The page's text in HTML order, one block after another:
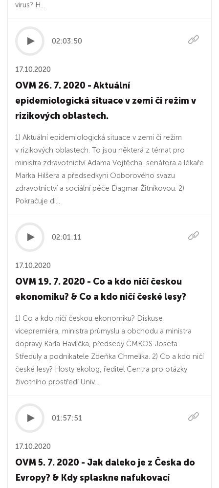
virus? H...
02:03:50
17.10.2020
OVM 26. 7. 2020 - Aktuální
epidemiologická situace v zemi či režim v
rizikových oblastech.
1) Aktuální epidemiologická situace v zemi či režim
v rizikových oblastech. To jsou některá z témat pro
ministra zdravotnictví Adama Vojtěcha, senátora a lékaře
Marka Hilšera a předsedkyni Odborového svazu
zdravotnictví a sociální péče Dagmar Žitníkovou. 2)
Pokračuje di...
02:01:11
17.10.2020
OVM 19. 7. 2020 - Co a kdo ničí českou
ekonomiku? & Co a kdo ničí české lesy?
1) Co a kdo ničí českou ekonomiku? Diskuse
vicepremiéra, ministra průmyslu a obchodu a ministra
dopravy Karla Havlíčka, předsedy ČMKOS Josefa
Středuly a podnikatele Zdeňka Chmelíka. 2) Co a kdo ničí
české lesy? Hosty ekolog, ředitel Centra pro otázky
životního prostředí Univ...
01:57:51
17.10.2020
OVM 5. 7. 2020 - Jak daleko je z Česka do
Evropy? & Kdy splaskne nafukovací